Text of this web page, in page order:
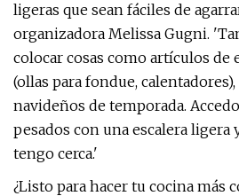
ligeras que sean fáciles de
organizadora Melissa Gugni.
colocar cosas como artículos
(ollas para fondue,
navideños de temporada.
pesados ​​con una escalera ligera
tengo cerca.'
¿Listo para hacer tu cocina más